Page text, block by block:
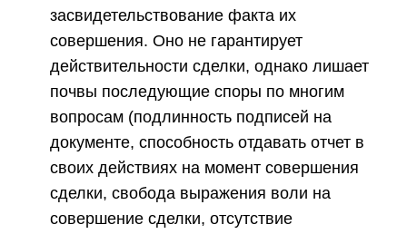
засвидетельствование факта их
совершения. Оно не гарантирует
действительности сделки, однако лишает
почвы последующие споры по многим
вопросам (подлинность подписей на
документе, способность отдавать отчет в
своих действиях на момент совершения
сделки, свобода выражения воли на
совершение сделки, отсутствие